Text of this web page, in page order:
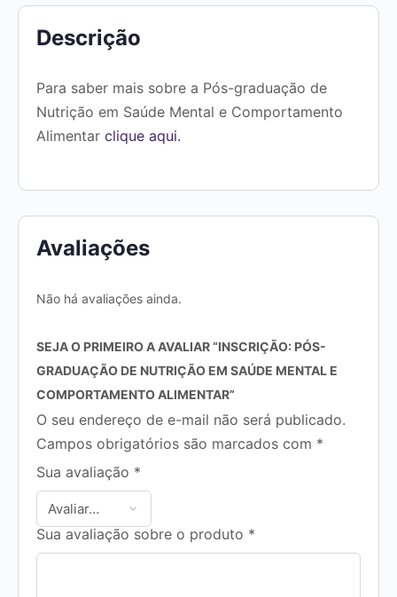
Descrição
Para saber mais sobre a Pós-graduação de
Nutrição em Saúde Mental e Comportamento
Alimentar clique aqui.
Avaliações
Não há avaliações ainda.
SEJA O PRIMEIRO A AVALIAR “INSCRIÇÃO: PÓS-
GRADUAÇÃO DE NUTRIÇÃO EM SAÚDE MENTAL E
COMPORTAMENTO ALIMENTAR”
O seu endereço de e-mail não será publicado.
Campos obrigatórios são marcados com *
Sua avaliação *
Sua avaliação sobre o produto *